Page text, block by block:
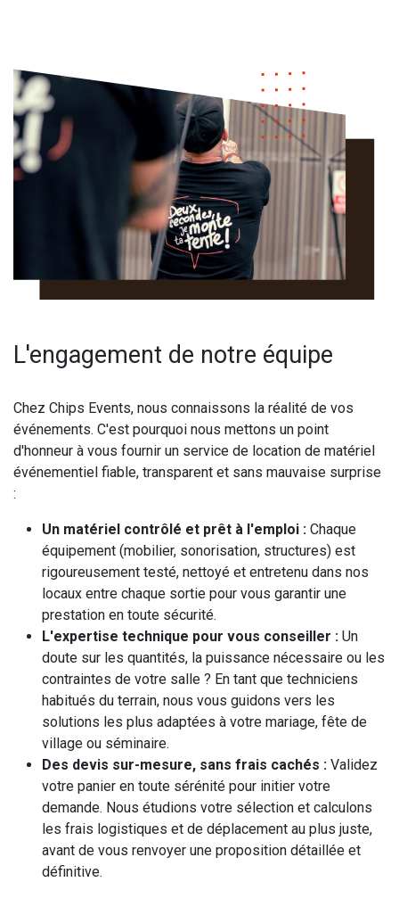
L'engagement de notre équipe
Chez Chips Events, nous connaissons la réalité de vos
événements. C'est pourquoi nous mettons un point
d'honneur à vous fournir un service de location de matériel
événementiel fiable, transparent et sans mauvaise surprise
:
Un matériel contrôlé et prêt à l'emploi : Chaque
équipement (mobilier, sonorisation, structures) est
rigoureusement testé, nettoyé et entretenu dans nos
locaux entre chaque sortie pour vous garantir une
prestation en toute sécurité.
L'expertise technique pour vous conseiller : Un
doute sur les quantités, la puissance nécessaire ou les
contraintes de votre salle ? En tant que techniciens
habitués du terrain, nous vous guidons vers les
solutions les plus adaptées à votre mariage, fête de
village ou séminaire.
Des devis sur-mesure, sans frais cachés : Validez
votre panier en toute sérénité pour initier votre
demande. Nous étudions votre sélection et calculons
les frais logistiques et de déplacement au plus juste,
avant de vous renvoyer une proposition détaillée et
définitive.